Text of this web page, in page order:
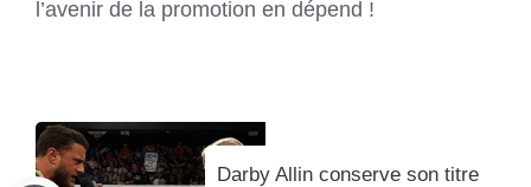
l’avenir de la promotion en dépend !
Darby Allin conserve son titre